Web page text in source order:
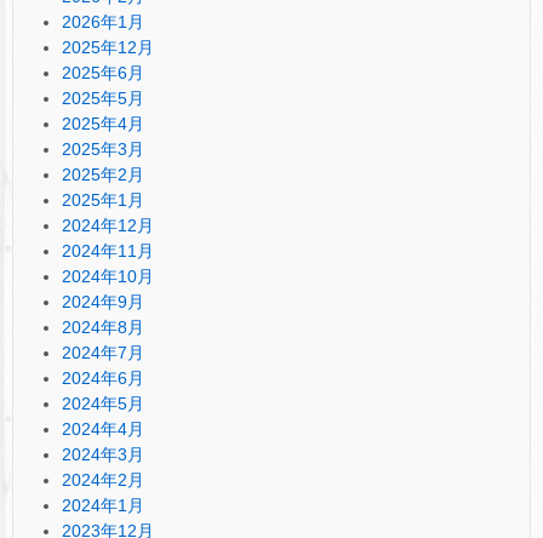
2026年1月
2025年12月
2025年6月
2025年5月
2025年4月
2025年3月
2025年2月
2025年1月
2024年12月
2024年11月
2024年10月
2024年9月
2024年8月
2024年7月
2024年6月
2024年5月
2024年4月
2024年3月
2024年2月
2024年1月
2023年12月